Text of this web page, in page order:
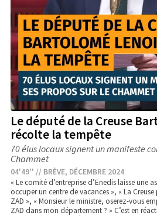
Le député de la Creuse
récolte la tempête
70 élus locaux signent un manifeste
Chammet
04'49'' // BRÈVE, DÉCEMBRE 2024
« Le comité d’entreprise d’Enedis laisse une
occuper un centre de vacances », « La
ZAD », « Monsieur le ministre, oserez-vous
ZAD dans mon département ? » C’est en